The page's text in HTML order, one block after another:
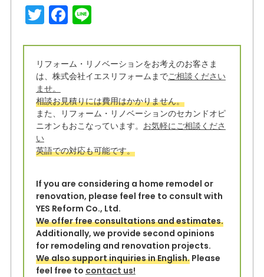
T
w
it
t
e
r
F
a
c
e
b
o
o
k
Li
e
リフォーム・リノベーションをお考えのお客さま
は、株式会社イエスリフォームまでご相談ください
ませ。
相談お見積りには費用はかかりません。
また、リフォーム・リノベーションのセカンドオピ
ニオンもおこなっています。 お気軽にご相談くださ
い
英語での対応も可能です。
If you are considering a home remodel or
renovation, please feel free to consult with
YES Reform Co., Ltd.
We offer free consultations and estimates.
Additionally, we provide second opinions
for remodeling and renovation projects.
We also support inquiries in English.Please
feel free to contact us!